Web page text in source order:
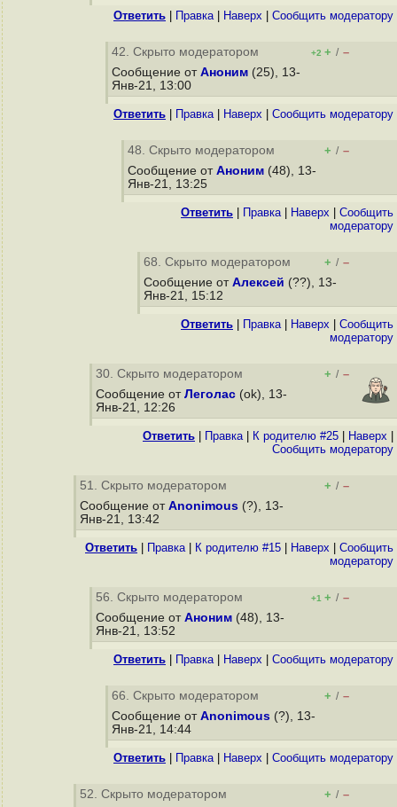
Ответить Правка| Наверх Cообщить модератору
42. Скрыто модератором +2 + / –
Сообщение от Аноним (25), 13-
Янв-21, 13:00
Ответить Правка| Наверх Cообщить модератору
48. Скрыто модератором + / –
Сообщение от Аноним (48), 13-
Янв-21, 13:25
Ответить Правка| Наверх
Cообщить
модератору
68. Скрыто модератором + / –
Сообщение от Алексей (??), 13-
Янв-21, 15:12
Ответить Правка| Наверх
Cообщить
модератору
30. Скрыто модератором + / –
Сообщение от Леголас (ok), 13-
Янв-21, 12:26
Ответить Правка| К родителю #25 Наверх
Cообщить модератору
51. Скрыто модератором + / –
Сообщение от Anonimous (?), 13-
Янв-21, 13:42
Ответить Правка| К родителю #15 Наверх
Cообщить
модератору
56. Скрыто модератором +1 + / –
Сообщение от Аноним (48), 13-
Янв-21, 13:52
Ответить Правка| Наверх Cообщить модератору
66. Скрыто модератором + / –
Сообщение от Anonimous (?), 13-
Янв-21, 14:44
Ответить Правка| Наверх Cообщить модератору
52. Скрыто модератором + / –